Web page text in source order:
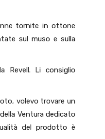
tornite in ottone
sul muso e sulla
Revell. Li consiglio
volevo trovare un
Ventura dedicato
del prodotto è